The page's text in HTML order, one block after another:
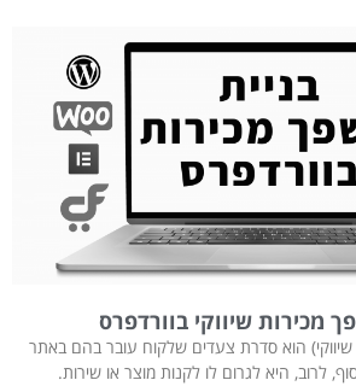
מכירות שיווקי בוורדפרס
הוא סדרת צעדים שלקוח עובר בהם באתר
לרוב, היא לגרום לו לקנות מוצר או שירות.